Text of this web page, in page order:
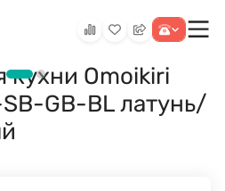
кухни Omoikiri
GB-BL латунь/